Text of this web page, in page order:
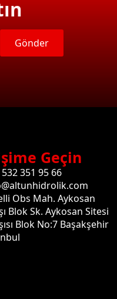
Gönder
Geçin
351 95 66
Obs Mah. Aykosan
Blok Sk. Aykosan Sitesi
Blok No:7 Başakşehir